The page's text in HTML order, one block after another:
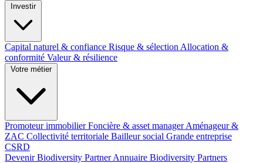
Investir
Capital naturel & confiance Risque & sélection Allocation &
conformité Valeur & résilience
Votre métier
Promoteur immobilierFoncière & asset managerAménageur &
ZAC Collectivité territoriale Bailleur social Grande entreprise
CSRD
Devenir Biodiversity PartnerAnnuaire Biodiversity Partners